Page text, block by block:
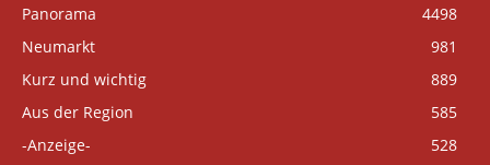
Panorama
4498
Neumarkt
981
Kurz und wichtig
889
Aus der Region
585
-Anzeige-
528